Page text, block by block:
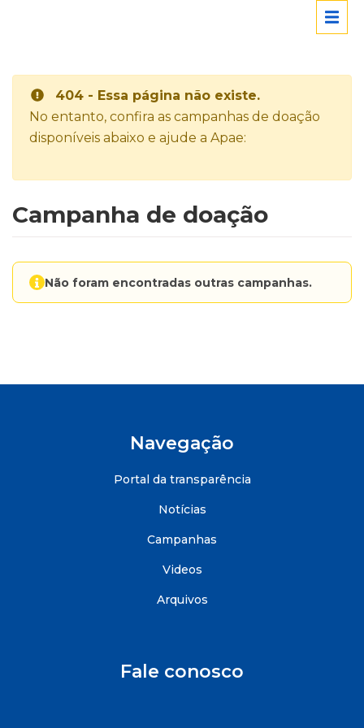
404 - Essa página não existe.
No entanto, confira as campanhas de doação
disponíveis abaixo e ajude a Apae:
Campanha de doação
Não foram encontradas outras campanhas.
Navegação
Portal da transparência
Notícias
Campanhas
Videos
Arquivos
Fale conosco